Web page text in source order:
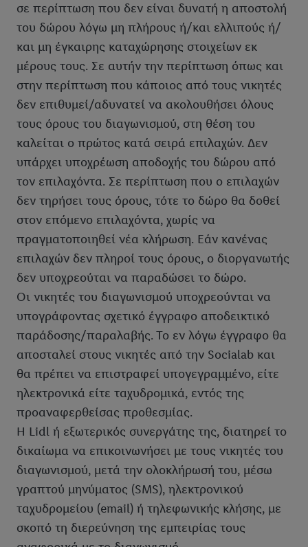
σε περίπτωση που δεν είναι δυνατή η αποστολή
του δώρου λόγω μη πλήρους ή/και ελλιπούς ή/
και μη έγκαιρης καταχώρησης στοιχείων εκ
μέρους τους. Σε αυτήν την περίπτωση όπως και
στην περίπτωση που κάποιος από τους νικητές
δεν επιθυμεί/αδυνατεί να ακολουθήσει όλους
τους όρους του διαγωνισμού, στη θέση του
καλείται ο πρώτος κατά σειρά επιλαχών. Δεν
υπάρχει υποχρέωση αποδοχής του δώρου από
τον επιλαχόντα. Σε περίπτωση που ο επιλαχών
δεν τηρήσει τους όρους, τότε το δώρο θα δοθεί
στον επόμενο επιλαχόντα, χωρίς να
πραγματοποιηθεί νέα κλήρωση. Εάν κανένας
επιλαχών δεν πληροί τους όρους, ο διοργανωτής
δεν υποχρεούται να παραδώσει το δώρο.
Οι νικητές του διαγωνισμού υποχρεούνται να
υπογράφοντας σχετικό έγγραφο αποδεικτικό
παράδοσης/παραλαβής. Το εν λόγω έγγραφο θα
αποσταλεί στους νικητές από την Socialab και
θα πρέπει να επιστραφεί υπογεγραμμένο, είτε
ηλεκτρονικά είτε ταχυδρομικά, εντός της
προαναφερθείσας προθεσμίας.
Η Lidl ή εξωτερικός συνεργάτης της, διατηρεί το
δικαίωμα να επικοινωνήσει με τους νικητές του
διαγωνισμού, μετά την ολοκλήρωσή του, μέσω
γραπτού μηνύματος (SMS), ηλεκτρονικού
ταχυδρομείου (email) ή τηλεφωνικής κλήσης, με
σκοπό τη διερεύνηση της εμπειρίας τους